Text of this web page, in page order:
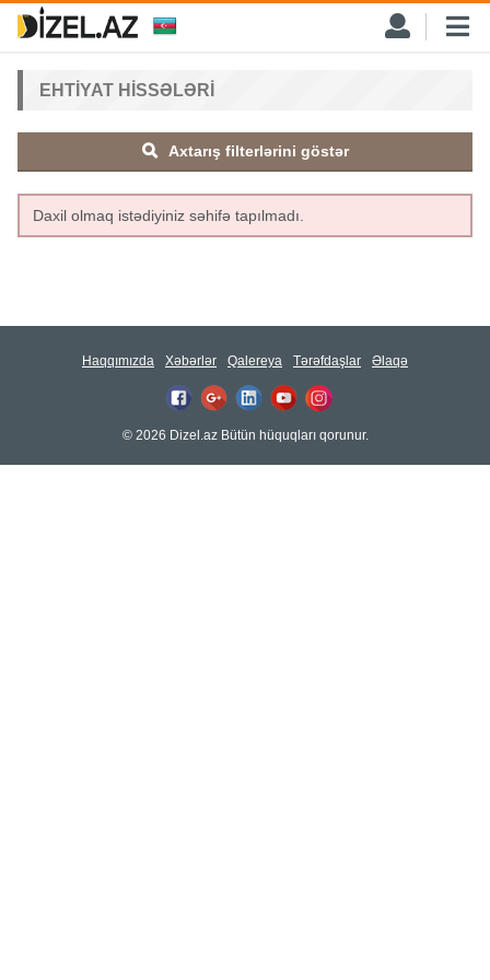
EHTIYAT HISSƏLƏRI
Axtarış filterlərini göstər
Daxil olmaq istədiyiniz səhifə tapılmadı.
Haqqımızda Xəbərlər Qalereya Tərəfdaşlar Əlaqə
© 2026 Dizel.az Bütün hüquqları qorunur.